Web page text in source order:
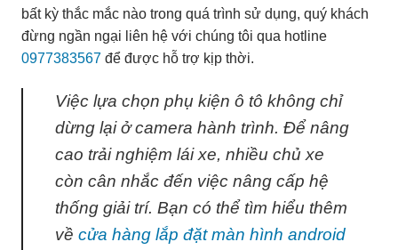
bất kỳ thắc mắc nào trong quá trình sử dụng, quý khách
đừng ngần ngại liên hệ với chúng tôi qua hotline
0977383567 để được hỗ trợ kịp thời.
Việc lựa chọn phụ kiện ô tô không chỉ
dừng lại ở camera hành trình. Để nâng
cao trải nghiệm lái xe, nhiều chủ xe
còn cân nhắc đến việc nâng cấp hệ
thống giải trí. Bạn có thể tìm hiểu thêm
về cửa hàng lắp đặt màn hình android